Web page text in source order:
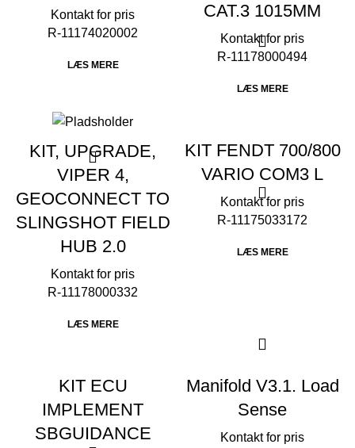
R-11174020002
LÆS MERE
CAT.3 1015MM
R-11178000494
LÆS MERE
KIT, UPGRADE,
VIPER 4,
GEOCONNECT TO
SLINGSHOT FIELD
HUB 2.0
R-11178000332
LÆS MERE
KIT FENDT 700/800
VARIO COM3 L
R-11175033172
LÆS MERE
KIT ECU
IMPLEMENT
SBGUIDANCE
Manifold V3.1. Load
Sense